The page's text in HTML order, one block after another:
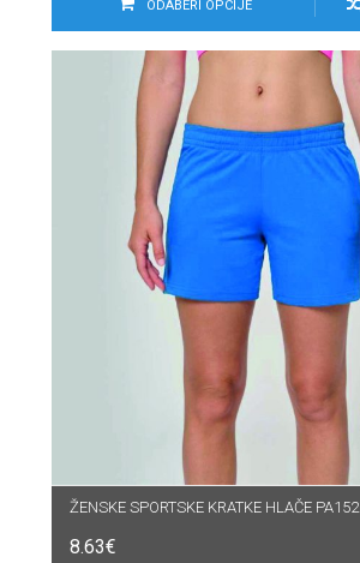
ODABERI OPCIJE
ŽENSKE SPORTSKE KRATKE HLAČE PA152
8.63€